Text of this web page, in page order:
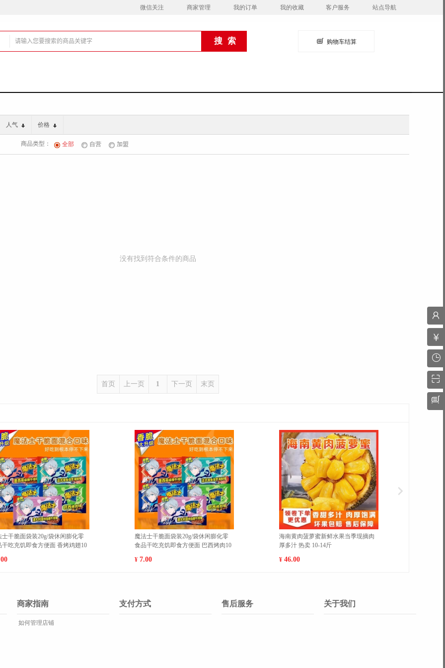
微信关注 商家管理 我的订单 我的收藏 客户服务 站点导航
购物车结算
人气 价格
商品类型： 全部 自营 加盟
没有找到符合条件的商品
首页 上一页 1 下一页 末页
新疆库尔勒香梨新鲜现摘特级梨子脆
甜香酥梨5斤精选顺丰包邮【单果100-
新疆库尔勒香梨新鲜现摘特级梨子脆
甜香酥梨5斤精选顺丰包邮【单果100-
福建平和红心柚蜜柚当季水果新鲜红
商家指南
如何管理店铺
支付方式 售后服务 关于我们